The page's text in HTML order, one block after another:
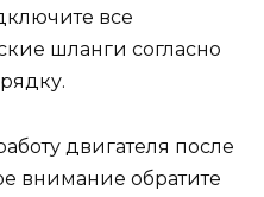
все
шланги согласно
двигателя после
внимание обратите